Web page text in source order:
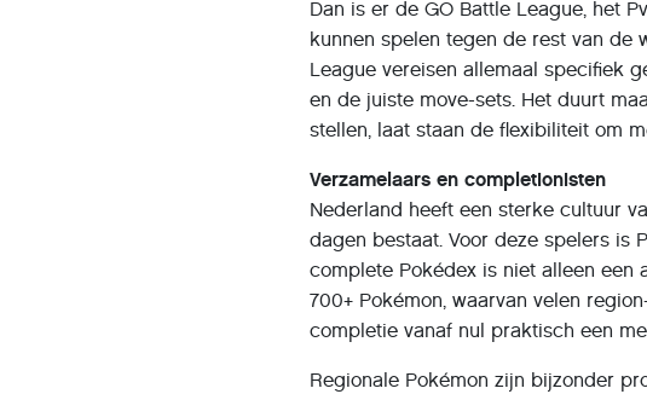
Dan is er de GO Battle League, het
kunnen spelen tegen de rest van de
League vereisen allemaal specifiek
en de juiste move-sets. Het duurt
stellen, laat staan de flexibiliteit om
Verzamelaars en completionisten
Nederland heeft een sterke cultuur
dagen bestaat. Voor deze spelers is
complete Pokédex is niet alleen een
700+ Pokémon, waarvan velen
completie vanaf nul praktisch een
Regionale Pokémon zijn bijzonder